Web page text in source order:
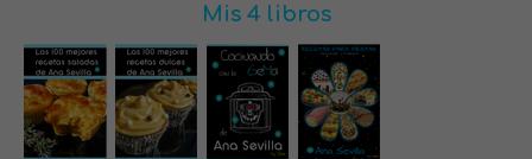
Mis 4 libros